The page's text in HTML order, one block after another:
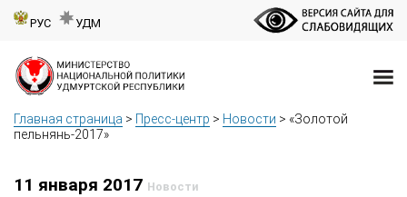
РУС УДМ
Главная страница > Пресс-центр > Новости > «Золотой
пельнянь-2017»
11 января 2017 Новости